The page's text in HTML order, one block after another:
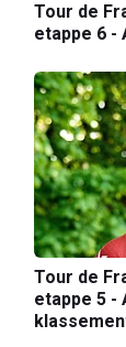
Tour de
etappe 6 -
Tour de
etappe 5 -